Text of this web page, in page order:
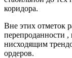
коридора.
Вне этих отметок
перепроданности
нисходящим
ордеров.